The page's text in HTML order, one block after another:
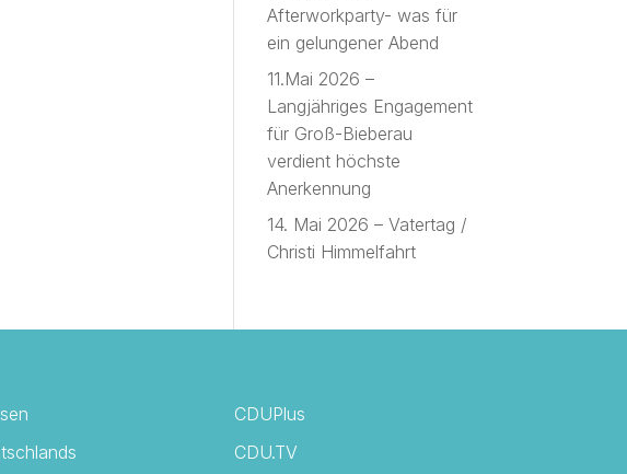
Afterworkparty- was für
ein gelungener Abend
11.Mai 2026 –
Langjähriges Engagement
für Groß-Bieberau
verdient höchste
Anerkennung
14. Mai 2026 – Vatertag /
Christi Himmelfahrt
CDUPlus
CDU.TV